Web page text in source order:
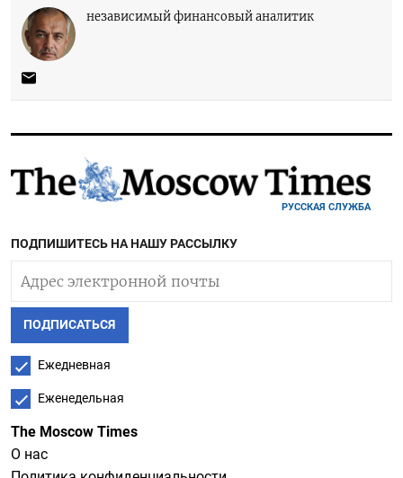
независимый финансовый аналитик
РУССКАЯ СЛУЖБА
ПОДПИШИТЕСЬ НА НАШУ РАССЫЛКУ
ПОДПИСАТЬСЯ
Ежедневная
Еженедельная
The Moscow Times
О нас